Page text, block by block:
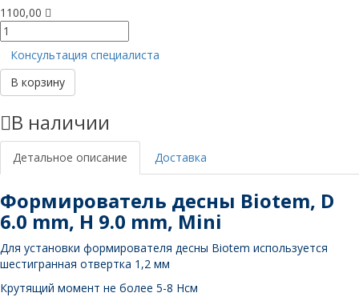
1100,00
Количество
товара
Формирователь
десны,
D
mm,
H
mm,
Консультация специалиста
В корзину
В наличии
Детальное описание Доставка
Формирователь десны Biotem, D
6.0 mm, H 9.0 mm, Mini
Для установки формирователя десны Biotem используется
шестигранная отвертка 1,2 мм
Крутящий момент не более 5-8 Нсм